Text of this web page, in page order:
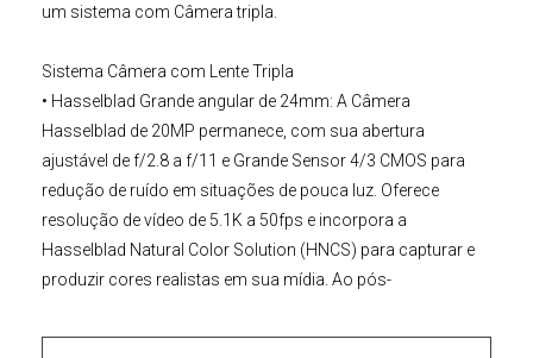
um sistema com Câmera tripla.
Sistema Câmera com Lente Tripla
• Hasselblad Grande angular de 24mm: A Câmera
Hasselblad de 20MP permanece, com sua abertura
ajustável de f/2.8 a f/11 e Grande Sensor 4/3 CMOS para
redução de ruído em situações de pouca luz. Oferece
resolução de vídeo de 5.1K a 50fps e incorpora a
Hasselblad Natural Color Solution (HNCS) para capturar e
produzir cores realistas em sua mídia. Ao pós-
• Telefoto Média de 70mm: a nova Câmera no Sistema